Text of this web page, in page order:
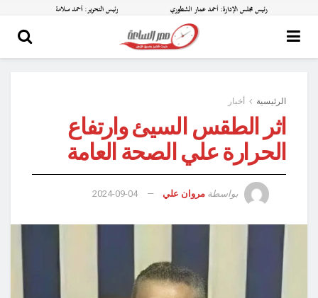
الرئيسية أخبار
اثر الطقس السيئ وارتفاع
الحرارة علي الصحة العامة
بواسطة مروان علي 2024-09-04